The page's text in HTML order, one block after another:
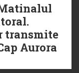
transmite
Aurora